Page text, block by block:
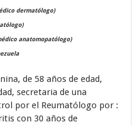
dermatólogo)
anatomopatólogo)
de 58 años de edad,
secretaria de una
por el Reumatólogo por :
con 30 años de